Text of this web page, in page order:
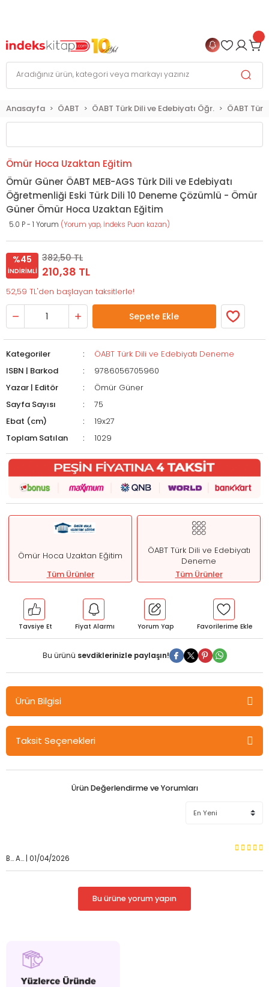
Anasayfa ÖABT ÖABT Türk Dili ve Edebiyatı Öğr. ÖABT
Ömür Hoca Uzaktan Eğitim
Ömür Güner ÖABT MEB-AGS Türk Dili ve Edebiyatı
Öğretmenliği Eski Türk Dili 10 Deneme Çözümlü - Ömür
Güner Ömür Hoca Uzaktan Eğitim
5.0 P - 1 Yorum (Yorum yap, İndeks Puan kazan)
%45
İNDIRIMLI
382,50 TL
210,38 TL
52,59 TL'den başlayan taksitlerle!
Sepete Ekle
Kategoriler
ÖABT Türk Dili ve Edebiyatı Deneme
ISBN | Barkod
9786056705960
Yazar | Editör
Ömür Güner
Sayfa Sayısı
75
Ebat (cm)
19x27
Toplam Satılan
1029
Ömür Hoca Uzaktan Eğitim
Tüm Ürünler
ÖABT Türk Dili ve Edebiyatı
Deneme
Tüm Ürünler
Tavsiye Et Fiyat Alarmı Yorum Yap
Bu ürünü sevdiklerinizle paylaşın!
Ürün Bilgisi
Ömür Güner ÖABT Türk Dili ve Edebiyatı Öğretmenliği Eski Türk Dili
10 Deneme Çözümlü - Ömür Güner Ömür Hoca Uzaktan Eğitim
BU KİTAP BASKI AŞAMASINDADIR. 23.03.2026 TARİHİNDEN
Taksit Seçenekleri
Ürün Değerlendirme ve Yorumları
B... A... | 01/04/2026
Bu ürüne yorum yapın